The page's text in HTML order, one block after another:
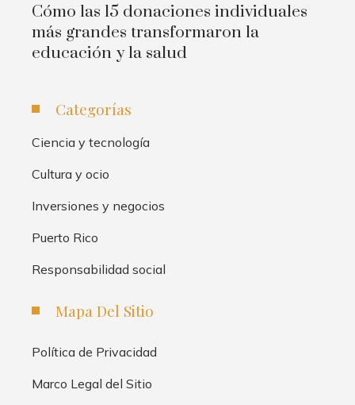
Cómo las 15 donaciones individuales
más grandes transformaron la
educación y la salud
Categorías
Ciencia y tecnología
Cultura y ocio
Inversiones y negocios
Puerto Rico
Responsabilidad social
Mapa Del Sitio
Política de Privacidad
Marco Legal del Sitio